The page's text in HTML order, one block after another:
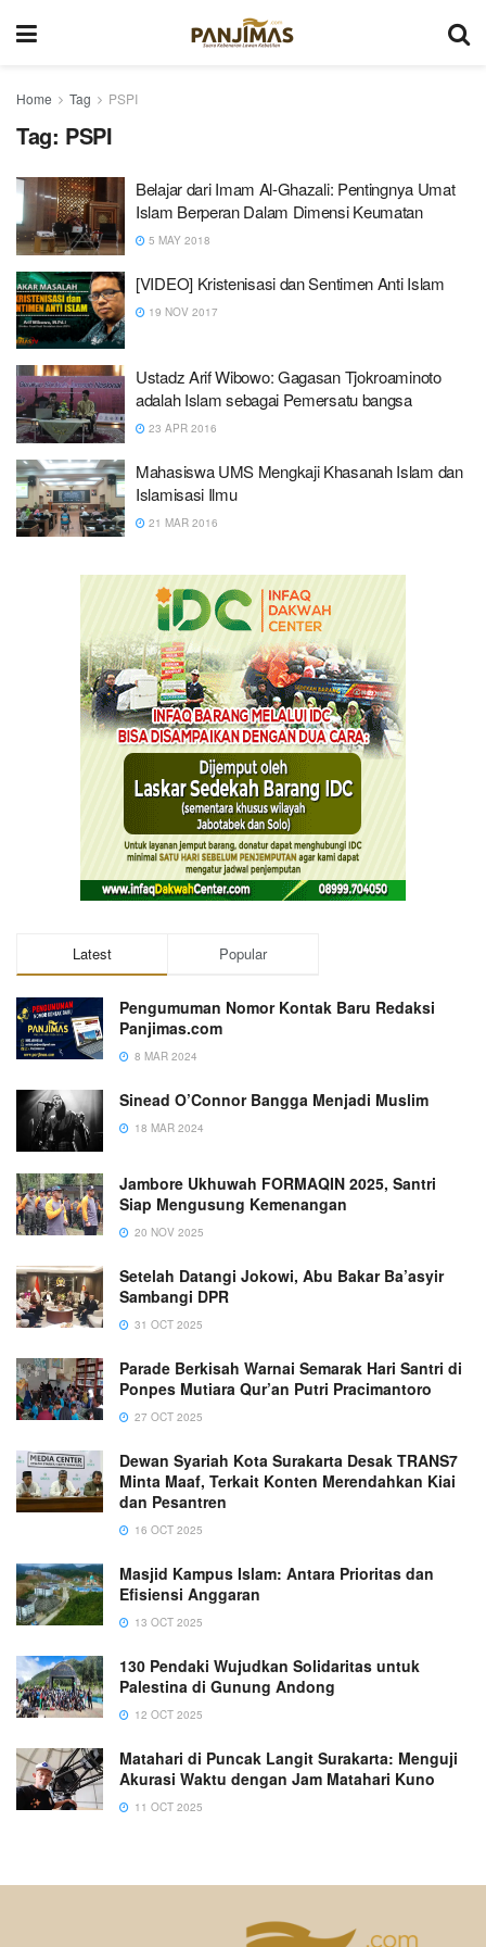
Home Tag PSPI
Tag: PSPI
Belajar dari Imam Al-Ghazali: Pentingnya Umat
Islam Berperan Dalam Dimensi Keumatan
5 MAY 2018
[VIDEO] Kristenisasi dan Sentimen Anti Islam
19 NOV 2017
Ustadz Arif Wibowo: Gagasan Tjokroaminoto
adalah Islam sebagai Pemersatu bangsa
23 APR 2016
Mahasiswa UMS Mengkaji Khasanah Islam dan
Islamisasi Ilmu
21 MAR 2016
Latest Popular
Pengumuman Nomor Kontak Baru Redaksi
Panjimas.com
8 MAR 2024
Sinead O’Connor Bangga Menjadi Muslim
18 MAR 2024
Jambore Ukhuwah FORMAQIN 2025, Santri
Siap Mengusung Kemenangan
20 NOV 2025
Setelah Datangi Jokowi, Abu Bakar Ba’asyir
Sambangi DPR
31 OCT 2025
Parade Berkisah Warnai Semarak Hari Santri di
Ponpes Mutiara Qur’an Putri Pracimantoro
27 OCT 2025
Dewan Syariah Kota Surakarta Desak TRANS7
Minta Maaf, Terkait Konten Merendahkan Kiai
dan Pesantren
16 OCT 2025
Masjid Kampus Islam: Antara Prioritas dan
Efisiensi Anggaran
13 OCT 2025
130 Pendaki Wujudkan Solidaritas untuk
Palestina di Gunung Andong
12 OCT 2025
Matahari di Puncak Langit Surakarta: Menguji
Akurasi Waktu dengan Jam Matahari Kuno
11 OCT 2025